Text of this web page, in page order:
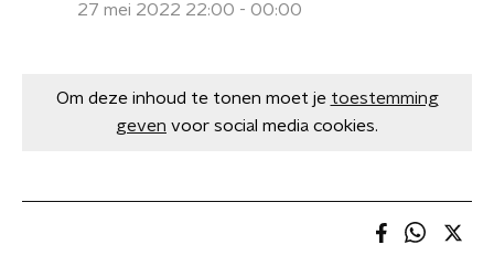
27 mei 2022 22:00 - 00:00
Om deze inhoud te tonen moet je toestemming
geven voor social media cookies.